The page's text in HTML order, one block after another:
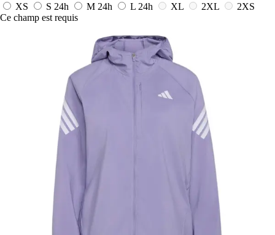
XS
S 24h M 24h L 24h XL 2XL
2XS
Ce champ est requis